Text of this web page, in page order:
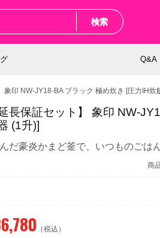
検索
Q&A
象印 NW-JY18-BA ブラック 極め炊き [圧力IH炊
長保証セット】 象印 NW-
(1升)]
だ豪炎かまど釜で、いつものごは
商
（税込）